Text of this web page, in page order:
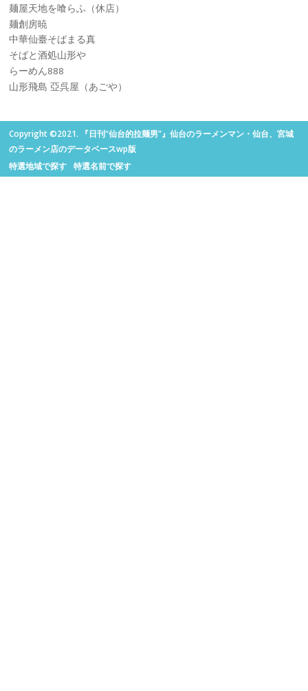
麺屋天地を喰らふ（休店）
麺創房暁
中華仙臺そばまる真
そばと酒処山形や
らーめん888
山形飛島 亞呉屋（あごや）
Copyright ©2021. 『日刊“仙台的拉麺男”』仙台のラーメンマン・仙台、宮城
のラーメン店のデータベースwp版
特選地域で探す
特選名前で探す